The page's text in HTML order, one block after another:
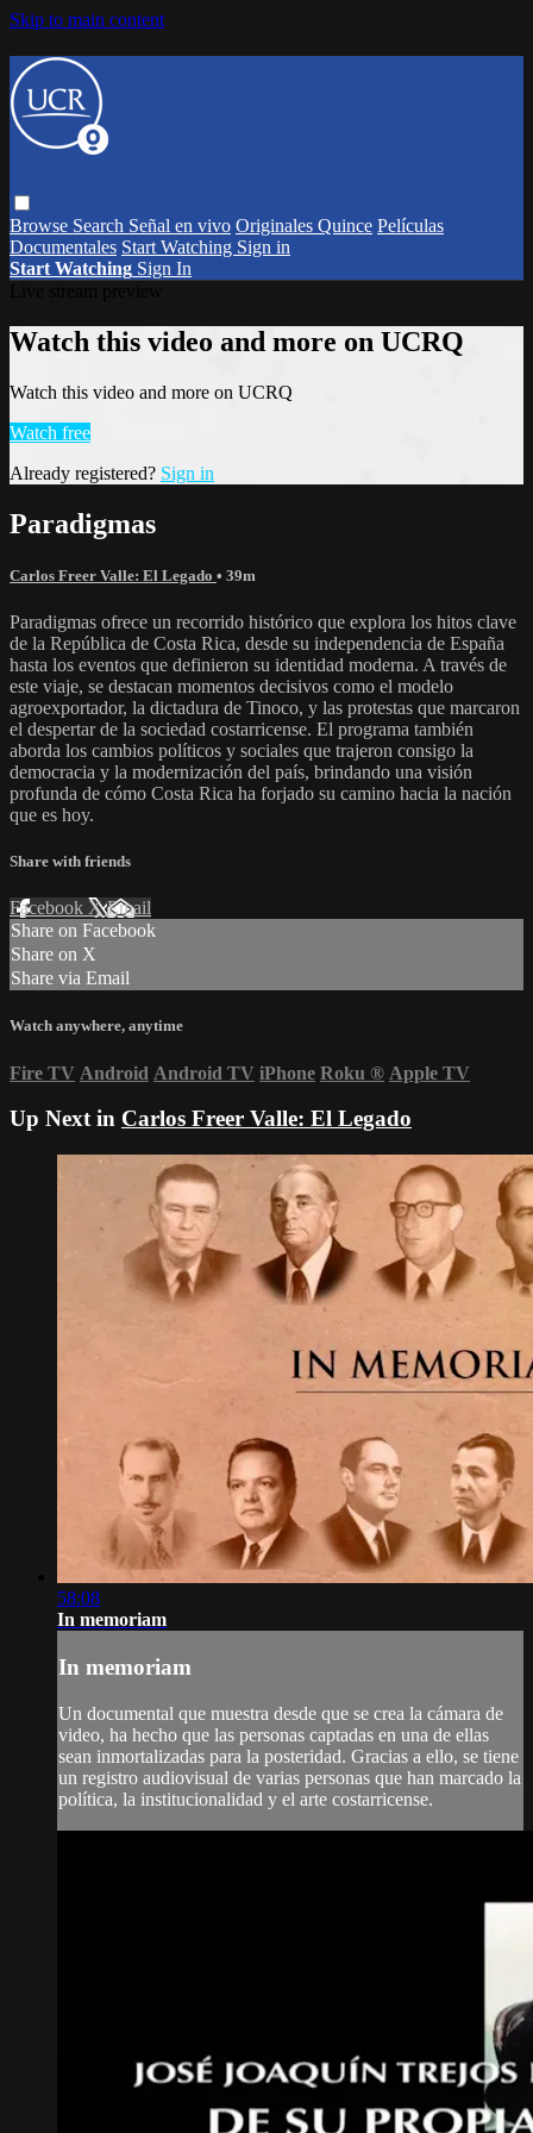
Skip to main content
Browse Search Señal en vivo Originales Quince Películas
Documentales Start Watching Sign in
Start Watching Sign In
Watch this video and more on UCRQ
Watch this video and more on UCRQ
Watch free
Already registered? Sign in
Paradigmas
Carlos Freer Valle: El Legado • 39m
Paradigmas ofrece un recorrido histórico que explora los hitos clave
de la República de Costa Rica, desde su independencia de España
hasta los eventos que definieron su identidad moderna. A través de
este viaje, se destacan momentos decisivos como el modelo
agroexportador, la dictadura de Tinoco, y las protestas que marcaron
el despertar de la sociedad costarricense. El programa también
aborda los cambios políticos y sociales que trajeron consigo la
democracia y la modernización del país, brindando una visión
profunda de cómo Costa Rica ha forjado su camino hacia la nación
que es hoy.
Share with friends
Facebook XEmail
Share on Facebook
Share on X
Share via Email
Watch anywhere, anytime
Fire TV Android Android TV iPhone Roku ® Apple TV
Up Next in Carlos Freer Valle: El Legado
58:08
In memoriam
In memoriam
Un documental que muestra desde que se crea la cámara de
video, ha hecho que las personas captadas en una de ellas
sean inmortalizadas para la posteridad. Gracias a ello, se tiene
un registro audiovisual de varias personas que han marcado la
política, la institucionalidad y el arte costarricense.